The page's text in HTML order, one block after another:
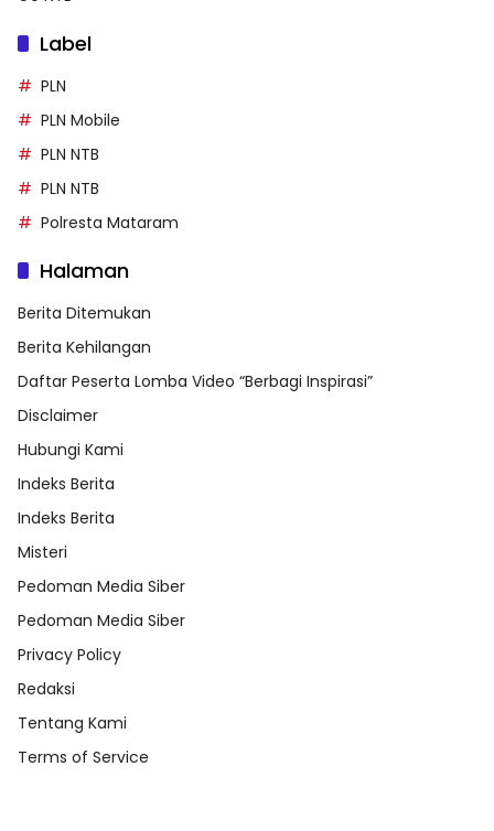
Label
PLN
PLN Mobile
PLN NTB
PLN NTB
Polresta Mataram
Halaman
Berita Ditemukan
Berita Kehilangan
Daftar Peserta Lomba Video “Berbagi Inspirasi”
Disclaimer
Hubungi Kami
Indeks Berita
Indeks Berita
Misteri
Pedoman Media Siber
Pedoman Media Siber
Privacy Policy
Redaksi
Tentang Kami
Terms of Service